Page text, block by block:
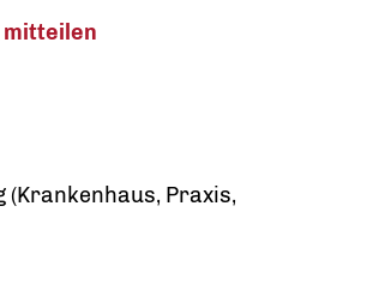
mitteilen
Praxis,